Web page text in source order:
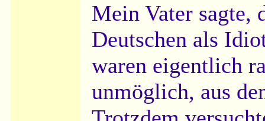
Mein Vater sagte,
Deutschen als
waren eigentlich
unmöglich, aus